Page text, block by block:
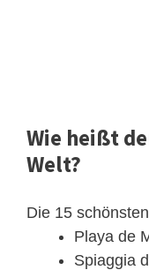
Wie heißt
Welt?
Die 15
Playa de
Spiaggia